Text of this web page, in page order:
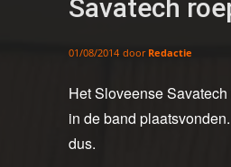
Savatech
01/08/2014 door Redactie
Het Sloveense
in de band
dus.